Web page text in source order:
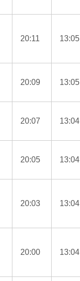
20:11 13:05
20:09 13:05
20:07 13:04
20:05 13:04
20:03 13:04
20:00 13:04